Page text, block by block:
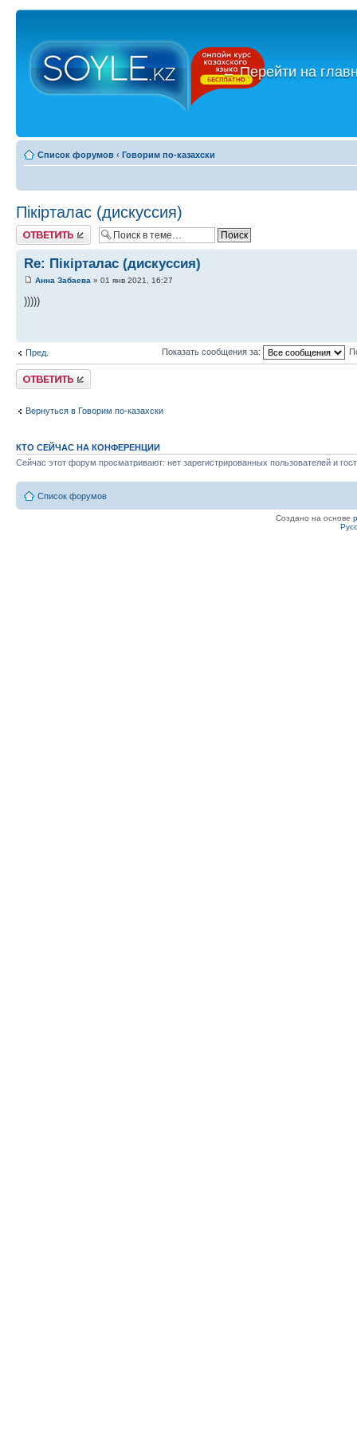
←Перейти на
Список форумов ‹ Говорим по-казахски
Пікірталас (дискуссия)
Ответить
Re: Пікірталас (дискуссия)
Анна Забаева » 01 янв 2021, 16:27
)))))
Пред. Показать сообщения за:
Ответить
Вернуться в Говорим по-казахски
КТО СЕЙЧАС НА КОНФЕРЕНЦИИ
Сейчас этот форум просматривают: нет зарегистрированных пользователей и
Список форумов
Создано на основе